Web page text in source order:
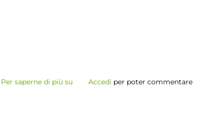
Per saperne di più su PorteAccedi per poter commentare